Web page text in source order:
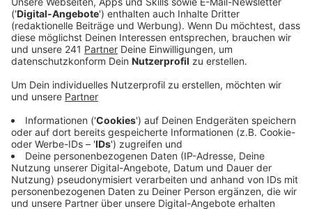
prägnante Bauprojekte zugesprochen bekommen.
Veröffentlicht:Donnerstag, 15.12.2022 13:04
Anzeige
Nach einer langen Beratungs- und Gründungszeit der
Stadtentwicklungsgesellschaft soll sie jetzt endlich
auch aktiv werden. Konkret geht es dabei um folgende
Projekte:Das künftige Bahnhofsquartier Leverkusen-
Mitte, die Berufsschulen an der Bismarckstraße in
Manfort und das Kreativquartier an der